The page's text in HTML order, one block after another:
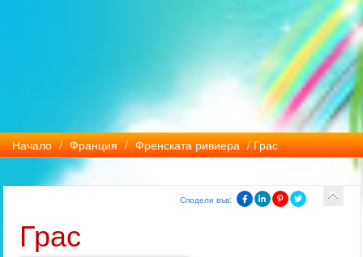
Начало / Франция / Френската ривиера / Грас
Сподели във:
Грас